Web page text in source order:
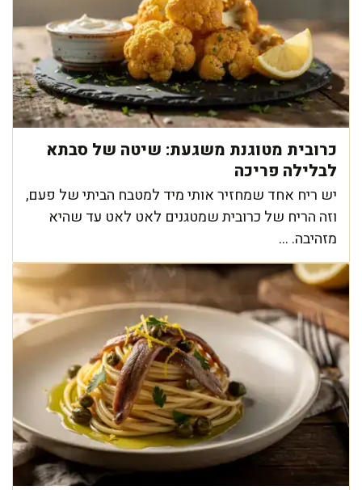
כרובית מטוגנת משגעת: שיטה של סבתא
לבלילה פריכה
יש ריח אחד שמחזיר אותי מיד למטבח הביתי של פעם,
וזה הריח של כרובית שמטגנים לאט לאט עד שהיא
מזהיבה. ...